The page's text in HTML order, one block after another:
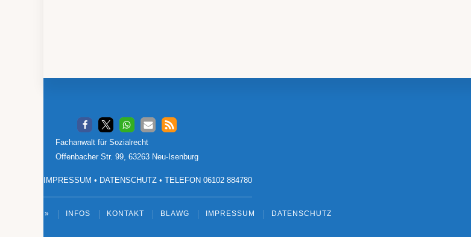
Footer
Fachanwalt für Sozialrecht
Offenbacher Str. 99, 63263 Neu-Isenburg
IMPRESSUM • DATENSCHUTZ • TELEFON 06102 884780
» INFOS KONTAKT BLAWG IMPRESSUM DATENSCHUTZ